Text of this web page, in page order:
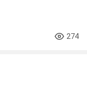
274